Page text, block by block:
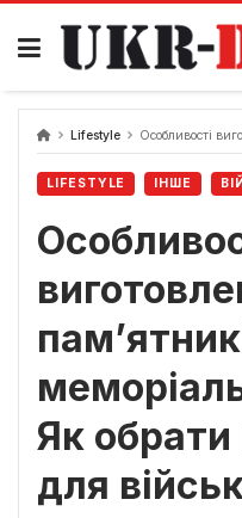
Перейти
вмісту
Lifestyle Особливості виготовлення
LIFESTYLE ІНШЕ
Як
для